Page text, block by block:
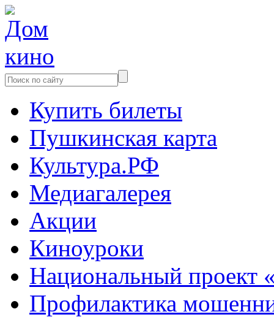
Купить билеты
Пушкинская карта
Культура.РФ
Медиагалерея
Акции
Киноуроки
Национальный проект
Профилактика